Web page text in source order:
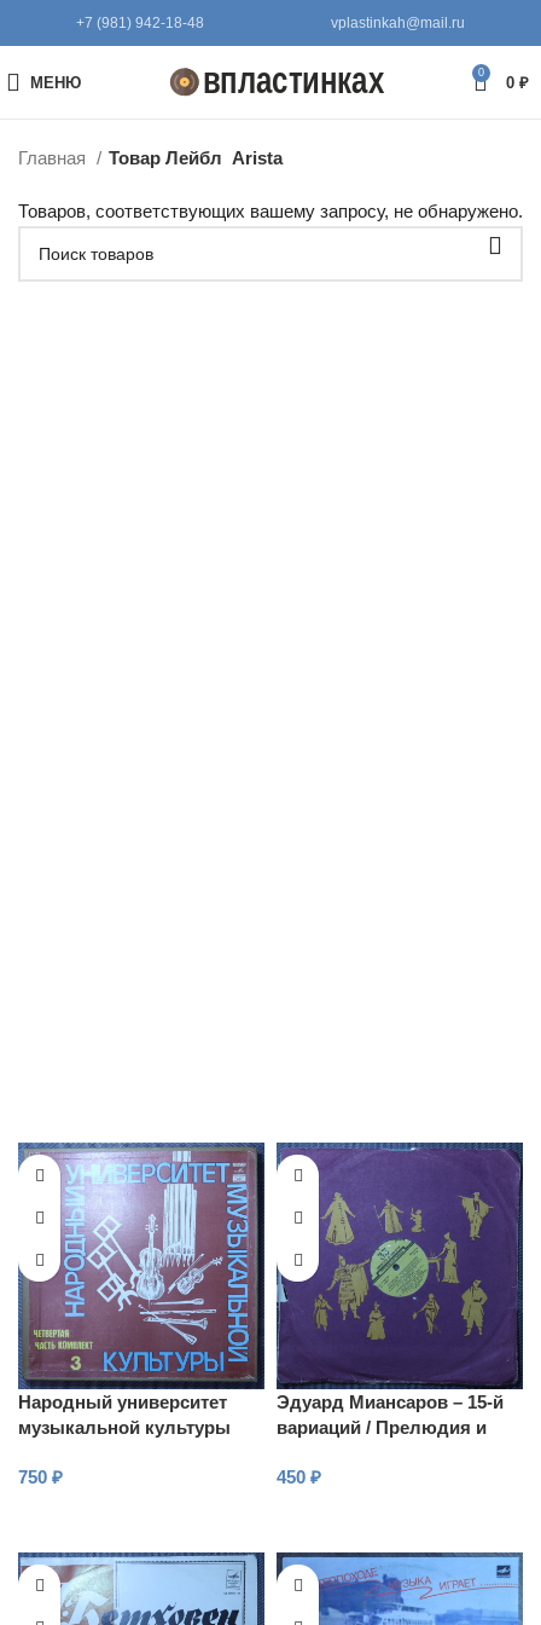
+7 (981) 942-18-48 vplastinkah@mail.ru
МЕНЮ
0
0 ₽
Главная Товар Лейбл Arista
Товаров, соответствующих вашему запросу, не обнаружено.
Народный университет
музыкальной культуры
Комплект 3)
750 ₽
Эдуард Миансаров – 15-й
вариаций / Прелюдия и
2 / Этюд-картина
450 ₽